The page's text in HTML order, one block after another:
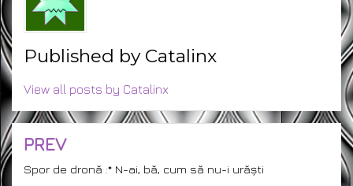
Published by Catalinx
View all posts by Catalinx
Post
navigation
PREV
Spor de dronă :* N-ai, bă, cum să nu-i urăști